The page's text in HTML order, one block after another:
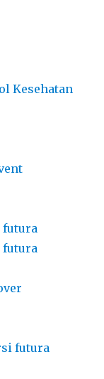
Kesehatan
futura
futura
futura